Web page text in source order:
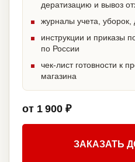
дератизацию и вывоз
журналы учета, уборок,
инструкции и приказы
по России
чек-лист готовности к
магазина
от 1 900 ₽
ЗАКАЗАТЬ